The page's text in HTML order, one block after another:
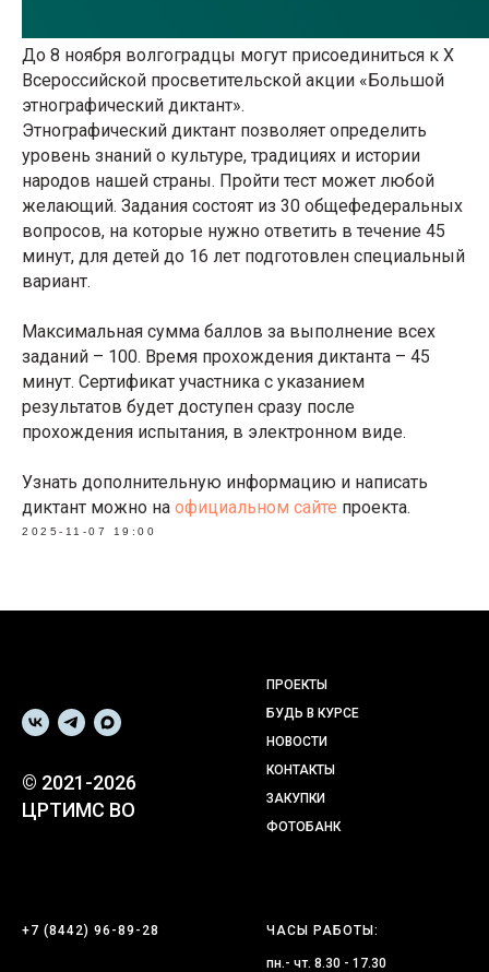
До 8 ноября волгоградцы могут присоединиться к X
Всероссийской просветительской акции «Большой
этнографический диктант».
Этнографический диктант позволяет определить
уровень знаний о культуре, традициях и истории
народов нашей страны. Пройти тест может любой
желающий. Задания состоят из 30 общефедеральных
вопросов, на которые нужно ответить в течение 45
минут, для детей до 16 лет подготовлен специальный
вариант.
Максимальная сумма баллов за выполнение всех
заданий – 100. Время прохождения диктанта – 45
минут. Сертификат участника с указанием
результатов будет доступен сразу после
прохождения испытания, в электронном виде.
Узнать дополнительную информацию и написать
диктант можно на официальном сайте проекта.
2025-11-07 19:00
© 2021-2026
ЦРТИМС ВО
ПРОЕКТЫ
БУДЬ В КУРСЕ
НОВОСТИ
КОНТАКТЫ
ЗАКУПКИ
ФОТОБАНК
+7 (8442) 96-89-28 ЧАСЫ РАБОТЫ:
пн.- чт. 8.30 - 17.30